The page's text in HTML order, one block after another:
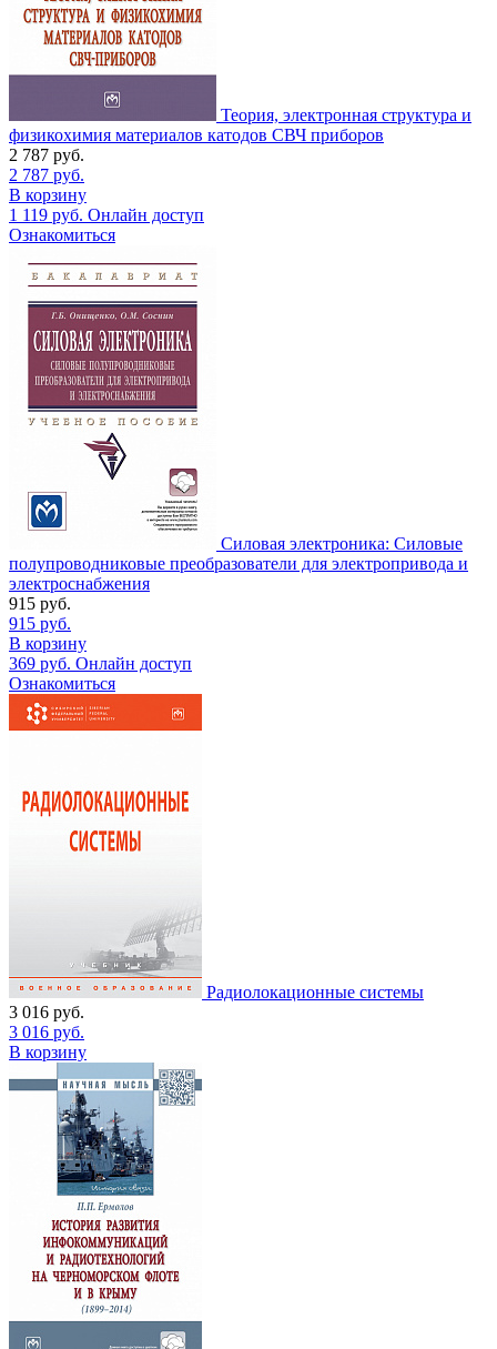
Теория, электронная структура и
физикохимия материалов катодов СВЧ приборов
2 787 руб.
2 787 руб.
В корзину
1 119 руб. Онлайн доступ
Ознакомиться
Силовая электроника: Силовые
полупроводниковые преобразователи для электропривода и
электроснабжения
915 руб.
915 руб.
В корзину
369 руб. Онлайн доступ
Ознакомиться
Радиолокационные системы
3 016 руб.
3 016 руб.
В корзину